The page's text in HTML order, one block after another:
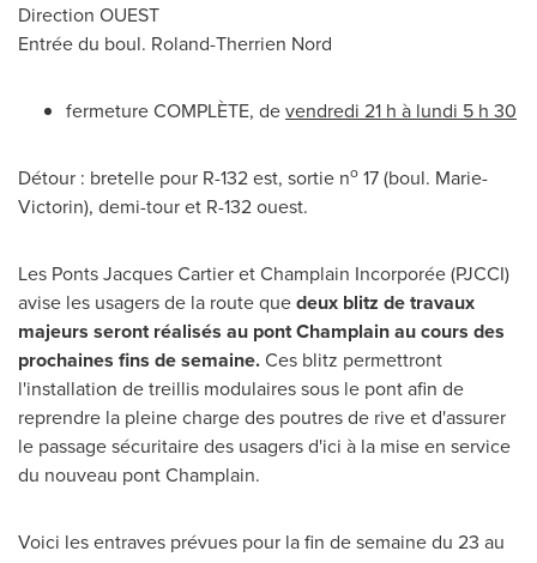
Direction OUEST
Entrée du boul. Roland-Therrien Nord
fermeture COMPLÈTE, devendredi 21 h à lundi 5 h 30
Détour : bretelle pour R-132 est, sortie no 17 (boul. Marie-
Victorin), demi-tour et R-132 ouest.
Les Ponts Jacques Cartieret Champlain Incorporée (PJCCI)
avise les usagers de la route quedeux blitz de travaux
majeurs seront réalisés au pont Champlain au cours des
prochaines fins de semaine.Ces blitz permettront
l'installation de treillis modulaires sous le pont afin de
reprendre la pleine charge des poutres de rive et d'assurer
le passage sécuritaire des usagers d'ici à la mise en service
du nouveau pont Champlain.
Voici les entraves prévues pour la fin de semaine du 23 au